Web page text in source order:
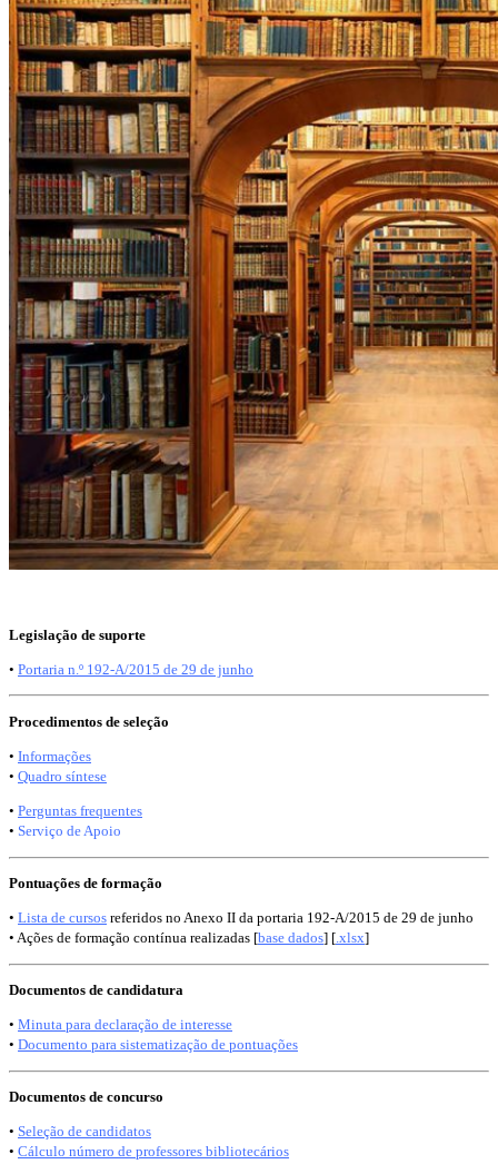
Legislação de suporte
• Portaria n.º 192-A/2015 de 29 de junho
Procedimentos de seleção
• Informações
• Quadro síntese
• Perguntas frequentes
• Serviço de Apoio
Pontuações de formação
• Lista de cursos referidos no Anexo II da portaria 192-A/2015 de 29 de junho
• Ações de formação contínua realizadas [base dados] [.xlsx]
Documentos de candidatura
• Minuta para declaração de interesse
• Documento para sistematização de pontuações
Documentos de concurso
• Seleção de candidatos
• Cálculo número de professores bibliotecários